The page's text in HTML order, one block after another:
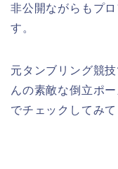
非公開ながらもプ
す。
元タンブリング競
んの素敵な倒立ポ
でチェックしてみて